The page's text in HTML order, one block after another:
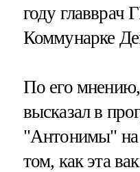
году
Коммунарке
По его
высказал в
"Антонимы" на
том, как эта